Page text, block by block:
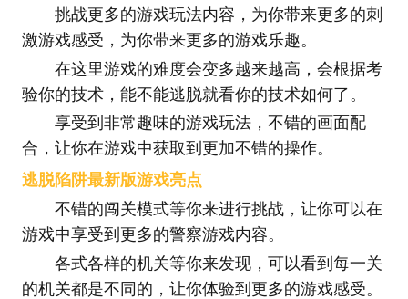
挑战更多的游戏玩法内容，为你带来更多的刺
激游戏感受，为你带来更多的游戏乐趣。
在这里游戏的难度会变多越来越高，会根据考
验你的技术，能不能逃脱就看你的技术如何了。
享受到非常趣味的游戏玩法，不错的画面配
合，让你在游戏中获取到更加不错的操作。
逃脱陷阱最新版游戏亮点
不错的闯关模式等你来进行挑战，让你可以在
游戏中享受到更多的警察游戏内容。
各式各样的机关等你来发现，可以看到每一关
的机关都是不同的，让你体验到更多的游戏感受。